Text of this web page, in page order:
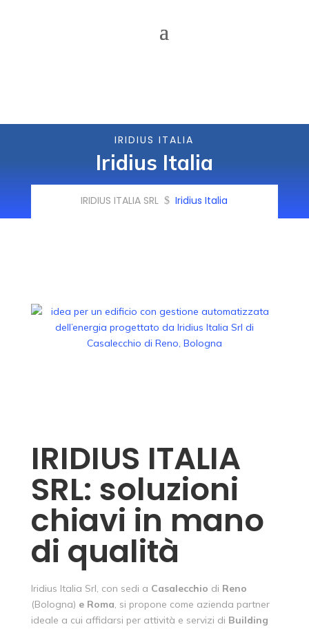
IRIDIUS ITALIA
Iridius Italia
IRIDIUS ITALIA SRL $ Iridius Italia
IRIDIUS ITALIA
SRL: soluzioni
chiavi in mano
di qualità
Iridius Italia Srl, con sedi a Casalecchio di Reno
(Bologna) e Roma, si propone come azienda partner
ideale a cui affidarsi per attività e servizi di Building